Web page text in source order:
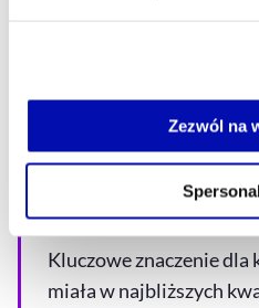
Jeżeli nie wyrażasz zgody
możesz łatwo zarządzać
własnej przeglądarce
naszejPolityce Prywatności.
Zezwól na
wzrost wynagrodzeń w
niedawno założeniach
Bliższy jestem tej
sądzę, że i ona może
Kluczowe znaczenie
miała w najbliższych